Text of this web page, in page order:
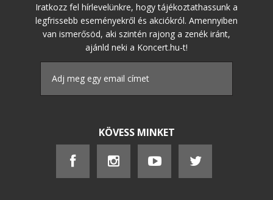
Iratkozz fel hírlevelünkre, hogy tájékoztathassunk a
legfrissebb eseményekről és akciókról. Amennyiben
van ismerősöd, aki szintén rajong a zenék iránt,
ajánld neki a Koncert.hu-t!
KÖVESS MINKET